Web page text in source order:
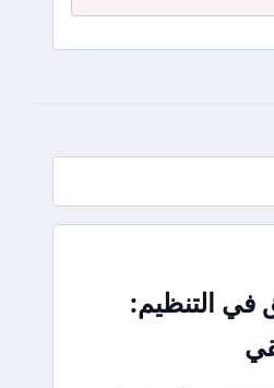
في التنظيم: